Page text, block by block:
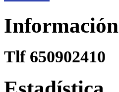
Información
Tlf 650902410